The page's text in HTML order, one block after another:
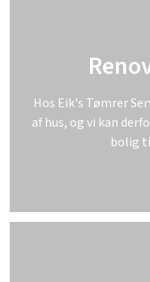
Hos Eik's Tømrer
af hus, og vi kan
bolig